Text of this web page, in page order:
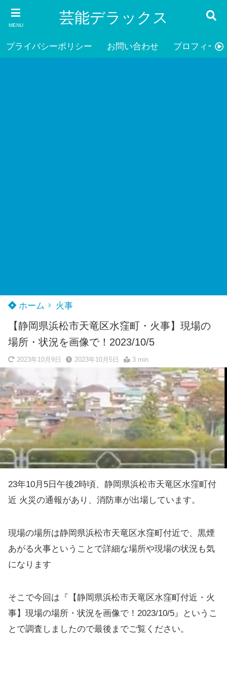
MENU 芸能デラックス
プライバシーポリシー お問い合わせ プロフィール
ホーム 火事
【静岡県浜松市天竜区水窪町・火事】現場の
場所・状況を画像で！2023/10/5
2023年10月9日 2023年10月5日 3 min
23年10月5日午後2時頃、静岡県浜松市天竜区水窪町付
近 火災の通報があり、消防車が出場しています。
現場の場所は静岡県浜松市天竜区水窪町付近で、黒煙
あがる火事ということで詳細な場所や現場の状況も気
になります
そこで今回は『【静岡県浜松市天竜区水窪町付近・火
事】現場の場所・状況を画像で！2023/10/5』というこ
とで調査しましたので最後までご覧ください。